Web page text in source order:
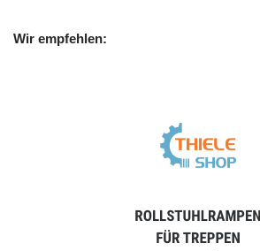
Wir empfehlen: